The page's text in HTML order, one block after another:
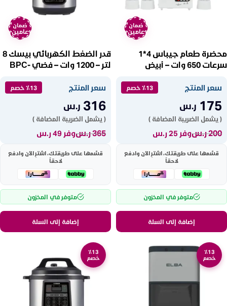
ضمان
عامين
محضرة طعام جيباس 4*1
سرعات 650 وات – أبيض
سعر المنتج ٪13 خصم
175 ر.س
( يشمل الضريبة المضافة )
200ر.سوفر 25 ر.س
قسّمها على طريقتك، اشترِ الآن وادفع
لاحقاً
متوفر في المخزون
إضافة إلى السلة
ضمان
عامين
قدر الضغط الكهربائي بيسك 8
لتر – 1200 وات – فضي BPC-
سعر المنتج ٪13 خصم
316 ر.س
( يشمل الضريبة المضافة )
365ر.سوفر 49 ر.س
قسّمها على طريقتك، اشترِ الآن وادفع
لاحقاً
متوفر في المخزون
إضافة إلى السلة
٪13
خصم
٪13
خصم